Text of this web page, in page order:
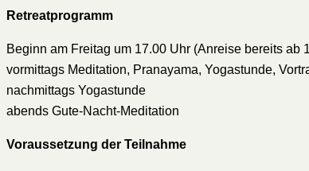
Retreatprogramm
Beginn am Freitag um 17.00 Uhr (Anreise bereits ab
vormittags Meditation, Pranayama, Yogastunde,
nachmittags Yogastunde
abends Gute-Nacht-Meditation
Voraussetzung der Teilnahme